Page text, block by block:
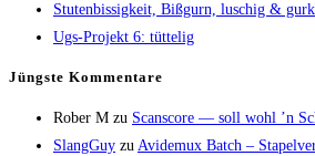
Stu­ten­bis­sig­keit, Biß­gurn, luschig &
Ugs-Pro­jekt 6: tüttelig
Jüngs­te Kommentare
Rober M zu Scans­core — soll wohl ’n
SlangGuy zu Avi­de­mux Batch –